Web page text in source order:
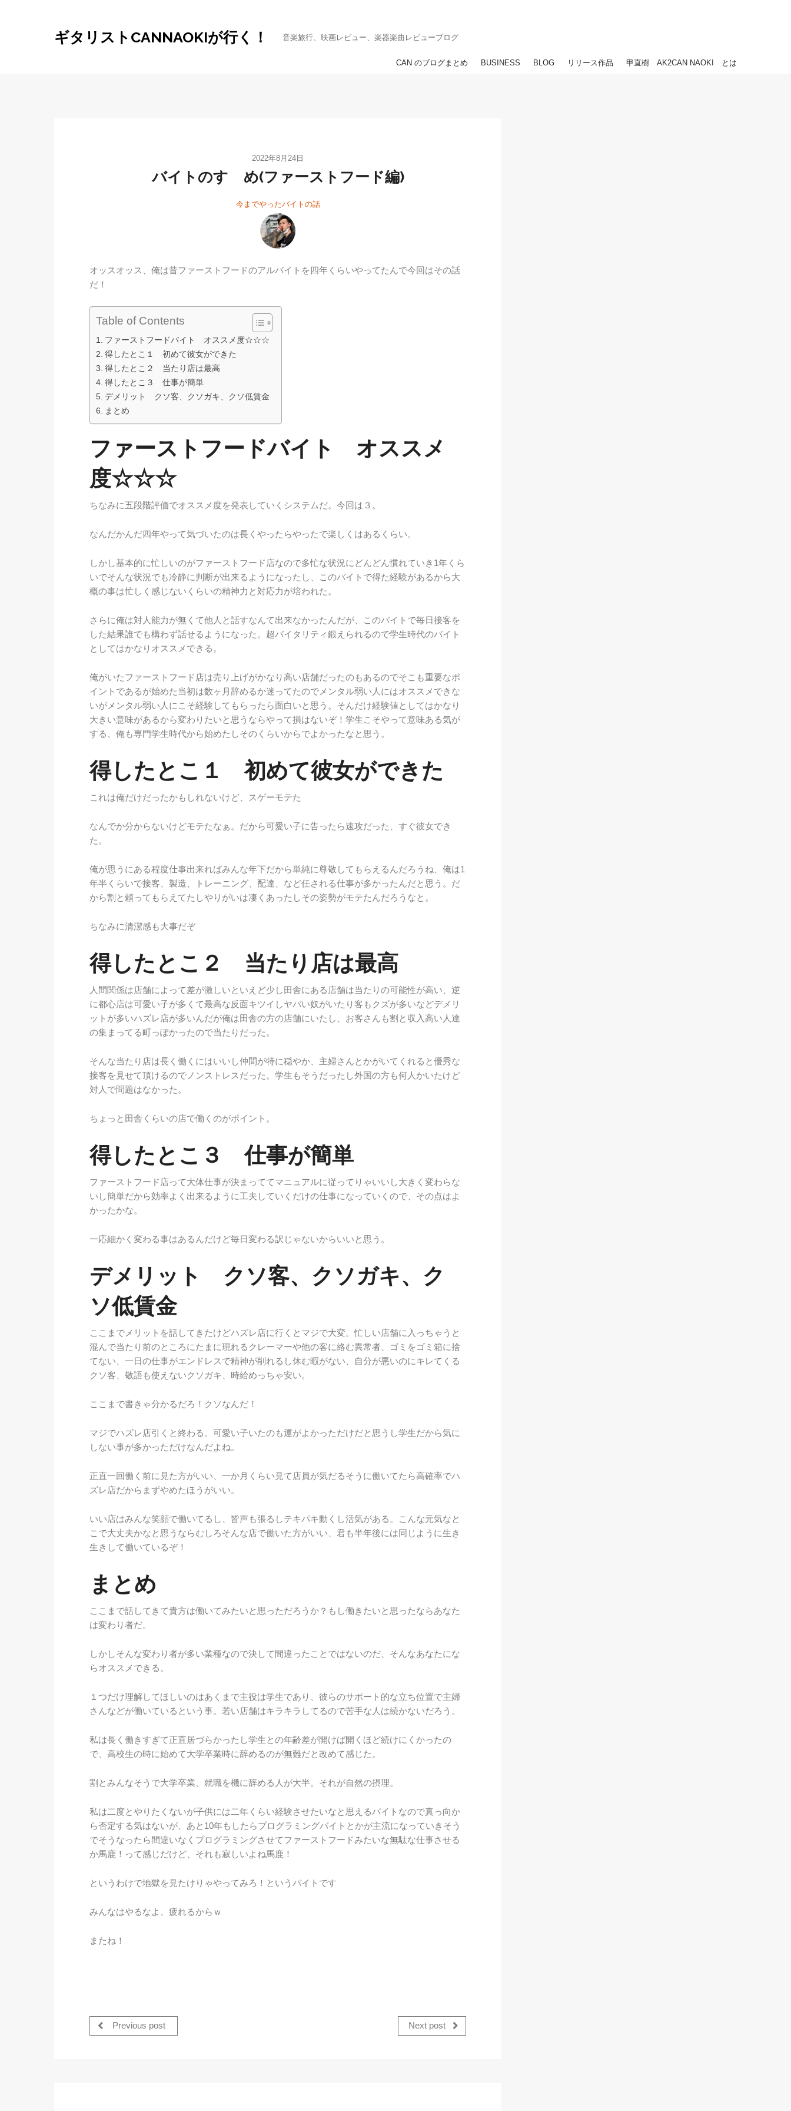
ギタリストCANNAOKIが行く！ 音楽旅行、映画レビュー、楽器楽曲レビューブログ
CAN のブログまとめ BUSINESS BLOG リリース作品 甲直樹 AK2CAN NAOKI とは
2022年8月24日
バイトのすゝめ(ファーストフード編)
今までやったバイトの話
オッスオッス、俺は昔ファーストフードのアルバイトを四年くらいやってたんで今回はその話
だ！
Table of Contents
ファーストフードバイト オススメ度☆☆☆
得したとこ１ 初めて彼女ができた
得したとこ２ 当たり店は最高
得したとこ３ 仕事が簡単
デメリット クソ客、クソガキ、クソ低賃金
まとめ
ファーストフードバイト オススメ
度☆☆☆
ちなみに五段階評価でオススメ度を発表していくシステムだ。今回は３。
なんだかんだ四年やって気づいたのは長くやったらやったで楽しくはあるくらい。
しかし基本的に忙しいのがファーストフード店なので多忙な状況にどんどん慣れていき1年くら
いでそんな状況でも冷静に判断が出来るようになったし、このバイトで得た経験があるから大
概の事は忙しく感じないくらいの精神力と対応力が培われた。
さらに俺は対人能力が無くて他人と話すなんて出来なかったんだが、このバイトで毎日接客を
した結果誰でも構わず話せるようになった。超バイタリティ鍛えられるので学生時代のバイト
としてはかなりオススメできる。
俺がいたファーストフード店は売り上げがかなり高い店舗だったのもあるのでそこも重要なポ
イントであるが始めた当初は数ヶ月辞めるか迷ってたのでメンタル弱い人にはオススメできな
いがメンタル弱い人にこそ経験してもらったら面白いと思う。そんだけ経験値としてはかなり
大きい意味があるから変わりたいと思うならやって損はないぞ！学生こそやって意味ある気が
する、俺も専門学生時代から始めたしそのくらいからでよかったなと思う。
得したとこ１ 初めて彼女ができた
これは俺だけだったかもしれないけど、スゲーモテた
なんでか分からないけどモテたなぁ。だから可愛い子に告ったら速攻だった、すぐ彼女でき
た。
俺が思うにある程度仕事出来ればみんな年下だから単純に尊敬してもらえるんだろうね、俺は1
年半くらいで接客、製造、トレーニング、配達、など任される仕事が多かったんだと思う。だ
から割と頼ってもらえてたしやりがいは凄くあったしその姿勢がモテたんだろうなと。
ちなみに清潔感も大事だぞ
得したとこ２ 当たり店は最高
人間関係は店舗によって差が激しいといえど少し田舎にある店舗は当たりの可能性が高い、逆
に都心店は可愛い子が多くて最高な反面キツイしヤバい奴がいたり客もクズが多いなどデメリ
ットが多いハズレ店が多いんだが俺は田舎の方の店舗にいたし、お客さんも割と収入高い人達
の集まってる町っぽかったので当たりだった。
そんな当たり店は長く働くにはいいし仲間が特に穏やか、主婦さんとかがいてくれると優秀な
接客を見せて頂けるのでノンストレスだった。学生もそうだったし外国の方も何人かいたけど
対人で問題はなかった。
ちょっと田舎くらいの店で働くのがポイント。
得したとこ３ 仕事が簡単
ファーストフード店って大体仕事が決まっててマニュアルに従ってりゃいいし大きく変わらな
いし簡単だから効率よく出来るように工夫していくだけの仕事になっていくので、その点はよ
かったかな。
一応細かく変わる事はあるんだけど毎日変わる訳じゃないからいいと思う。
デメリット クソ客、クソガキ、ク
ソ低賃金
ここまでメリットを話してきたけどハズレ店に行くとマジで大変。忙しい店舗に入っちゃうと
混んで当たり前のところにたまに現れるクレーマーや他の客に絡む異常者、ゴミをゴミ箱に捨
てない、一日の仕事がエンドレスで精神が削れるし休む暇がない、自分が悪いのにキレてくる
クソ客、敬語も使えないクソガキ、時給めっちゃ安い。
ここまで書きゃ分かるだろ！クソなんだ！
マジでハズレ店引くと終わる。可愛い子いたのも運がよかっただけだと思うし学生だから気に
しない事が多かっただけなんだよね。
正直一回働く前に見た方がいい、一か月くらい見て店員が気だるそうに働いてたら高確率でハ
ズレ店だからまずやめたほうがいい。
いい店はみんな笑顔で働いてるし、皆声も張るしテキパキ動くし活気がある。こんな元気なと
こで大丈夫かなと思うならむしろそんな店で働いた方がいい、君も半年後には同じように生き
生きして働いているぞ！
まとめ
ここまで話してきて貴方は働いてみたいと思っただろうか？もし働きたいと思ったならあなた
は変わり者だ。
しかしそんな変わり者が多い業種なので決して間違ったことではないのだ、そんなあなたにな
らオススメできる。
１つだけ理解してほしいのはあくまで主役は学生であり、彼らのサポート的な立ち位置で主婦
さんなどが働いているという事。若い店舗はキラキラしてるので苦手な人は続かないだろう。
私は長く働きすぎて正直居づらかったし学生との年齢差が開けば開くほど続けにくかったの
で、高校生の時に始めて大学卒業時に辞めるのが無難だと改めて感じた。
割とみんなそうで大学卒業、就職を機に辞める人が大半。それが自然の摂理。
私は二度とやりたくないが子供には二年くらい経験させたいなと思えるバイトなので真っ向か
ら否定する気はないが、あと10年もしたらプログラミングバイトとかが主流になっていきそう
でそうなったら間違いなくプログラミングさせてファーストフードみたいな無駄な仕事させる
か馬鹿！って感じだけど、それも寂しいよね馬鹿！
というわけで地獄を見たけりゃやってみろ！というバイトです
みんなはやるなよ、疲れるからｗ
またね！
Previous post Next post